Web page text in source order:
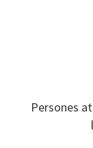
Persones